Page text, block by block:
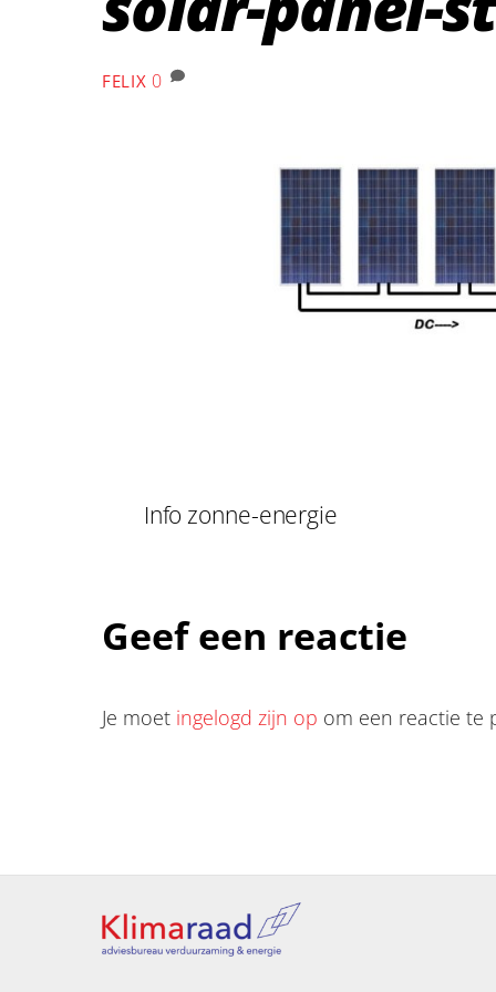
FELIX 0
Info zonne-energie
Geef een reactie
Je moet ingelogd zijn op om een reactie te